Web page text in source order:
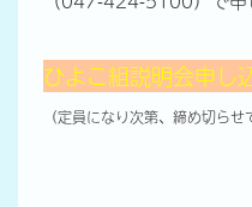
ひよこ組説明会申し
（定員になり次第、締め切らせ